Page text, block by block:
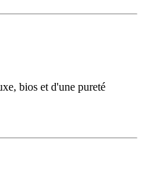
bios et d'une pureté